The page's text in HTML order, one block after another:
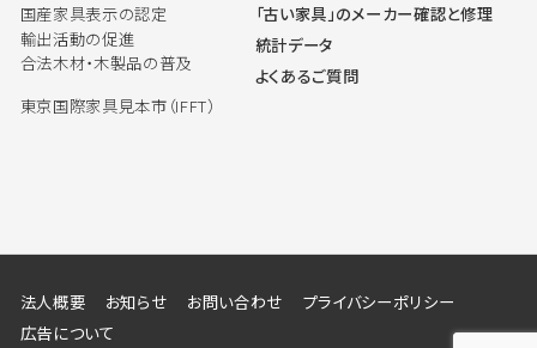
国産家具表示の認定
輸出活動の促進
合法木材・木製品の普及
東京国際家具見本市（IFFT）
「古い家具」のメーカー確認と修理
統計データ
よくあるご質問
法人概要 お知らせ お問い合わせ
プライバシーポリシー
広告について